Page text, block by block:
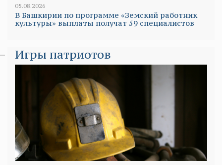
05.08.2026
В Башкирии по программе «Земский работник
культуры» выплаты получат 59 специалистов
Игры патриотов